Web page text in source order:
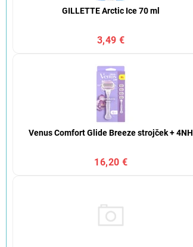
GILLETTE Arctic Ice 70 ml
3,49 €
Venus Comfort Glide Breeze strojček + 4NH
16,20 €